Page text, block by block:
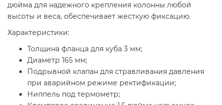
дюйма для надежного крепления колонны любой
высоты и веса, обеспечивает жесткую фиксацию.
Характеристики:
Толщина фланца для куба 3 мм;
Диаметр 165 мм;
Подрывной клапан для стравливания давления
при аварийном режиме ректификации;
Ниппель под термометр;